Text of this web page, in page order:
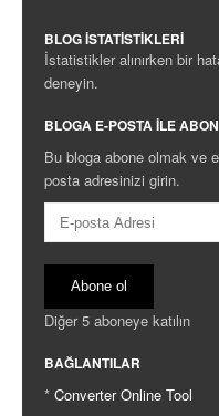
BLOG İSTATISTIKLERI
İstatistikler alınırken bir
deneyin.
BLOGA E-POSTA ILE
Bu bloga abone olmak ve
posta adresinizi girin.
E-
posta
Adresi
Abone ol
Diğer 5 aboneye katılın
BAĞLANTILAR
* Converter Online Tool